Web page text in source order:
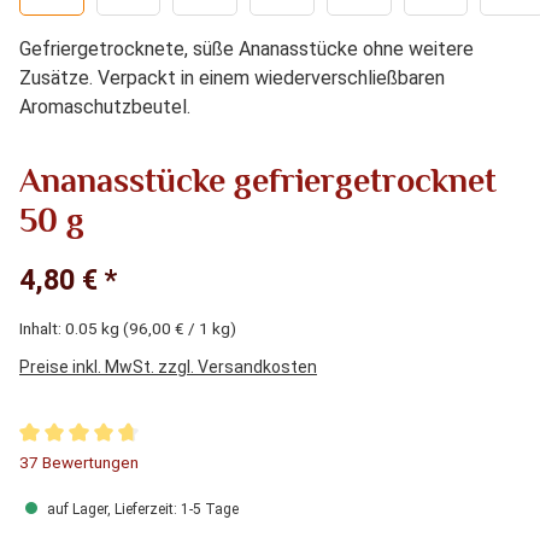
Gefriergetrocknete, süße Ananasstücke ohne weitere
Zusätze. Verpackt in einem wiederverschließbaren
Aromaschutzbeutel.
Ananasstücke gefriergetrocknet
50 g
4,80 € *
Inhalt: 0.05 kg (96,00 € / 1 kg)
Preise inkl. MwSt. zzgl. Versandkosten
Durchschnittliche Bewertung von 4.81 von 5 Sternen
37 Bewertungen
auf Lager, Lieferzeit: 1-5 Tage